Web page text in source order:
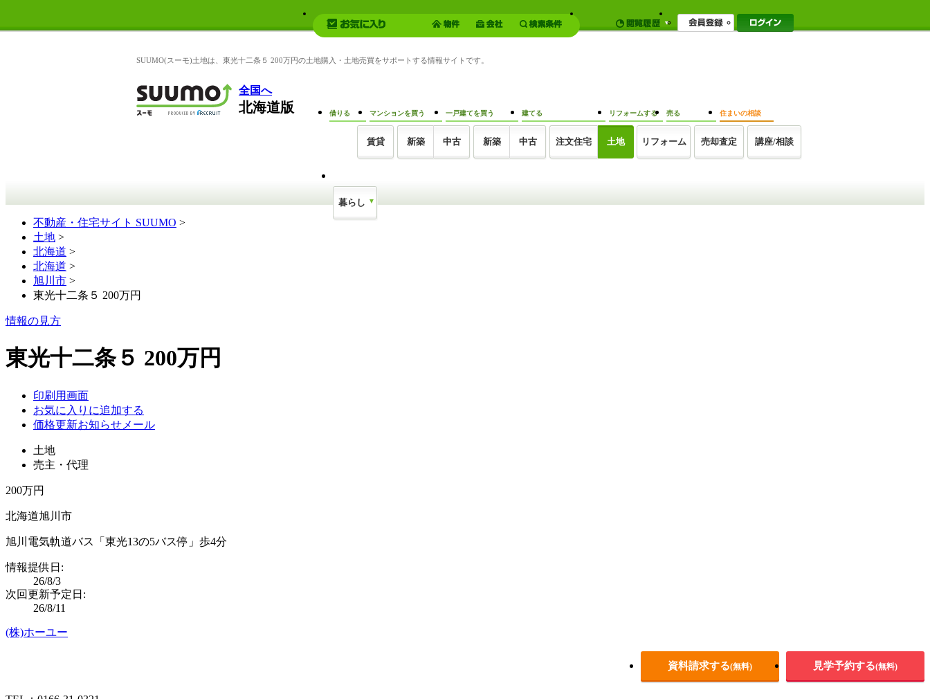
SUUMO(スーモ)土地は、東光十二条５ 200万円の土地購入・土地売買をサポートする情報サイトです。
全国へ
北海道版 借りる
賃貸
マンションを買う
新築 中古
一戸建てを買う
新築 中古
建てる
注文住宅 土地
リフォームする
リフォーム
売る
売却査定
住まいの相談
講座/相談
暮らし
不動産・住宅サイト SUUMO >
土地 >
北海道 >
北海道 >
旭川市 >
東光十二条５ 200万円
情報の見方
東光十二条５ 200万円
印刷用画面
お気に入りに追加する
価格更新お知らせメール
土地
売主・代理
200万円
北海道旭川市
旭川電気軌道バス「東光13の5バス停」歩4分
情報提供日:
26/8/3
次回更新予定日:
26/8/11
(株)ホーユー
資料請求する(無料) 見学予約する(無料)